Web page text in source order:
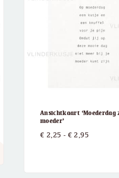
Ansichtkaart ‘Moederdag
moeder’
€ 2,25 - € 2,95